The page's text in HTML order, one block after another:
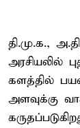
தி.மு.க.,
அரசியலில்
களத்தில்
அளவுக்கு